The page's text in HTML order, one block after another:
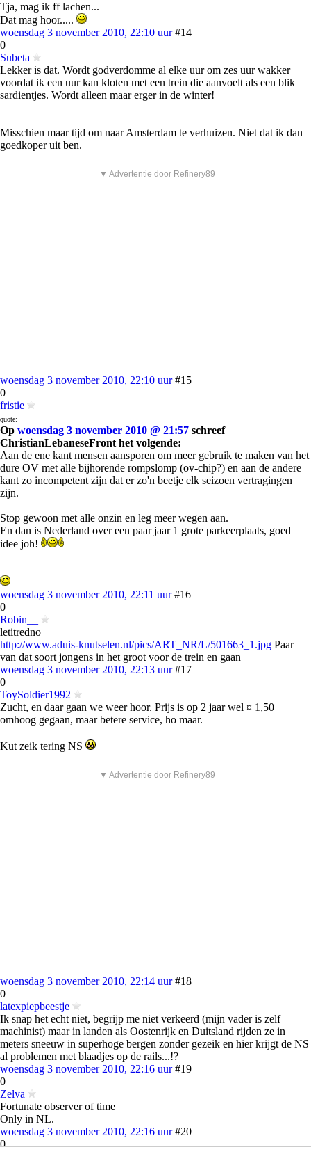
Tja, mag ik ff lachen...
Dat mag hoor.....
woensdag 3 november 2010, 22:10 uur #14
0
Subeta
Lekker is dat. Wordt godverdomme al elke uur om zes uur wakker
voordat ik een uur kan kloten met een trein die aanvoelt als een blik
sardientjes. Wordt alleen maar erger in de winter!
Misschien maar tijd om naar Amsterdam te verhuizen. Niet dat ik dan
goedkoper uit ben.
▼ Advertentie door Refinery89
woensdag 3 november 2010, 22:10 uur #15
0
fristie
quote:
Op woensdag 3 november 2010 @ 21:57 schreef
ChristianLebaneseFront het volgende:
Aan de ene kant mensen aansporen om meer gebruik te maken van het
dure OV met alle bijhorende rompslomp (ov-chip?) en aan de andere
kant zo incompetent zijn dat er zo'n beetje elk seizoen vertragingen
zijn.
Stop gewoon met alle onzin en leg meer wegen aan.
En dan is Nederland over een paar jaar 1 grote parkeerplaats, goed
idee joh!
woensdag 3 november 2010, 22:11 uur #16
0
Robin__
letitredno
http://www.aduis-knutselen.nl/pics/ART_NR/L/501663_1.jpg Paar
van dat soort jongens in het groot voor de trein en gaan
woensdag 3 november 2010, 22:13 uur #17
0
ToySoldier1992
Zucht, en daar gaan we weer hoor. Prijs is op 2 jaar wel ¤ 1,50
omhoog gegaan, maar betere service, ho maar.
Kut zeik tering NS
▼ Advertentie door Refinery89
woensdag 3 november 2010, 22:14 uur #18
0
latexpiepbeestje
Ik snap het echt niet, begrijp me niet verkeerd (mijn vader is zelf
machinist) maar in landen als Oostenrijk en Duitsland rijden ze in
meters sneeuw in superhoge bergen zonder gezeik en hier krijgt de NS
al problemen met blaadjes op de rails...!?
woensdag 3 november 2010, 22:16 uur #19
0
Zelva
Fortunate observer of time
Only in NL.
woensdag 3 november 2010, 22:16 uur #20
0